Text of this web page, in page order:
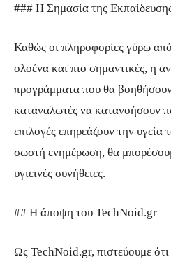
### Η Σημασία της
Καθώς οι πληροφορίες γύρω
ολοένα και πιο σημαντικές, η
προγράμματα που θα
καταναλωτές να κατανοήσουν
επιλογές επηρεάζουν την υγεία
σωστή ενημέρωση, θα
υγιεινές συνήθειες.
## Η άποψη του TechNoid.gr
Ως TechNoid.gr, πιστεύουμε